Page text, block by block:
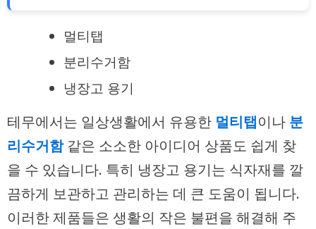
멀티탭
분리수거함
냉장고 용기
테무에서는 일상생활에서 유용한 멀티탭이나 분
리수거함같은 소소한 아이디어 상품도 쉽게 찾
을 수 있습니다. 특히 냉장고 용기는 식자재를 깔
끔하게 보관하고 관리하는 데 큰 도움이 됩니다.
이러한 제품들은 생활의 작은 불편을 해결해 주